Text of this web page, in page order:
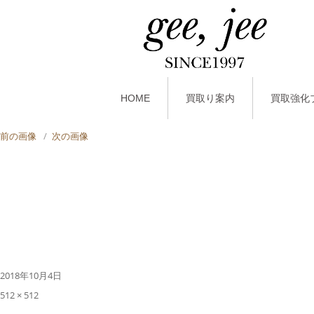
HOME 買取り案内 買取強化
前の画像 次の画像
投
稿
2018年10月4日
フ
512 × 512